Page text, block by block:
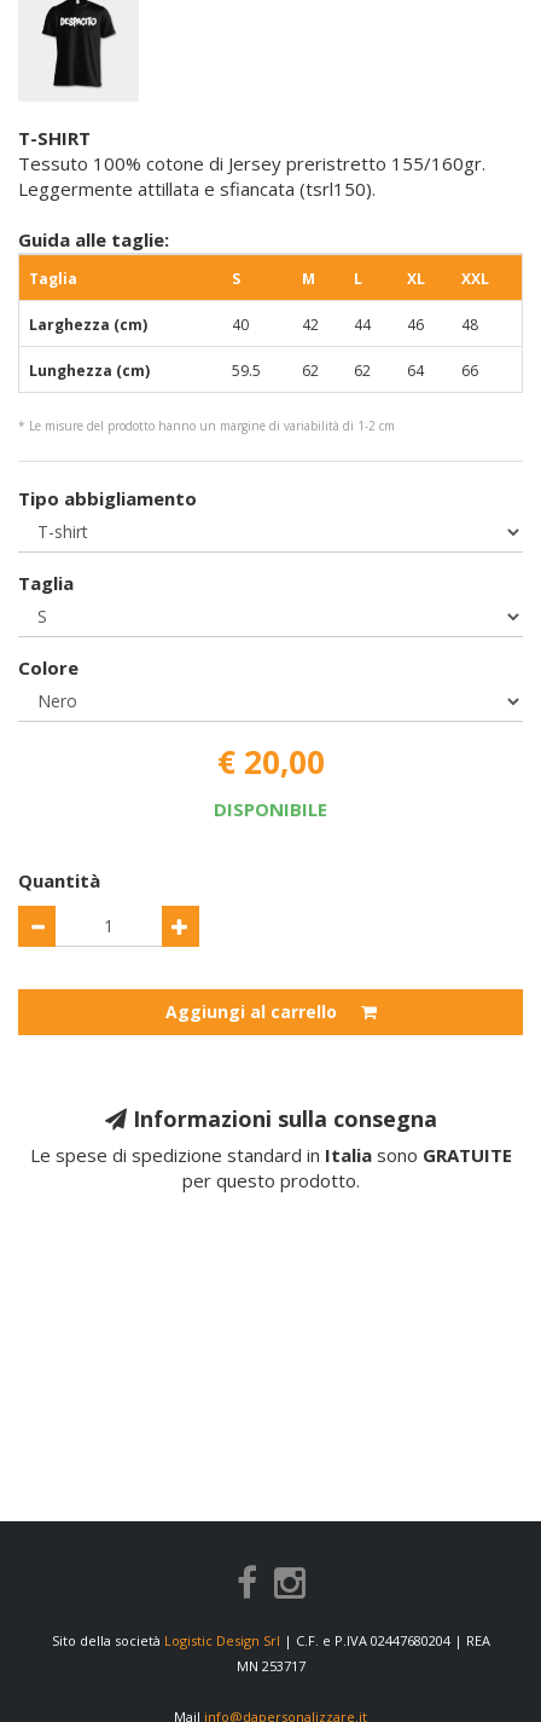
T-SHIRT
Tessuto 100% cotone di Jersey preristretto 155/160gr.
Leggermente attillata e sfiancata (tsrl150).
Guida alle taglie:
Taglia S M L XL XXL
Larghezza (cm) 40 42 44 46 48
Lunghezza (cm) 59.5 62 62 64 66
* Le misure del prodotto hanno un margine di variabilità di 1-2 cm
Tipo abbigliamento
Taglia
Colore
€ 20,00
DISPONIBILE
Quantità
Aggiungi al carrello
Informazioni sulla consegna
Le spese di spedizione standard in Italiasono GRATUITE
per questo prodotto.
Sito della società Logistic Design Srl | C.F. e P.IVA 02447680204 | REA
MN 253717
Mail info@dapersonalizzare.it